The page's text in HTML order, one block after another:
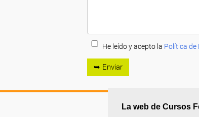
La web de Cursos
He leído y acepto la Política de
➥ Enviar